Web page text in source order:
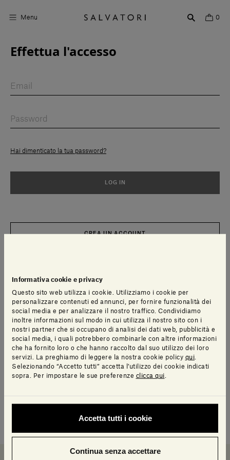
Informativa cookie e privacy
Questo sito web utilizza i cookie. Utilizziamo i cookie per
personalizzare contenuti ed annunci, per fornire funzionalità dei
social media e per analizzare il nostro traffico. Condividiamo
inoltre informazioni sul modo in cui utilizza il nostro sito con i
nostri partner che si occupano di analisi dei dati web, pubblicità e
social media, i quali potrebbero combinarle con altre informazioni
che ha fornito loro o che hanno raccolto dal suo utilizzo dei loro
servizi. La preghiamo di leggere la nostra cookie policy qui
Selezionando “Accetto tutti” accetta l’utilizzo dei cookie indicati
sopra. Per impostare le sue preferenze clicca qui
Accetta tutti i cookie
Continua senza accettare
Menu 0
Arredo bagno
Ambienti
Shop the Look
Storie di Design
Chi siamo
Accedi
Italiano
Contattaci
Effettua l'accesso
Hai dimenticato la tua password?
LOG IN
CREA UN ACCOUNT
Via Aurelia 395/E, 55047, Querceta LU Italy
Tel. +39 0584 769200 - P.IVA 01748630462
© 2026 Salvatori
Customer Care
I miei ordini
Prezzi e Valute
Metodi di pagamento
Spedizioni
Lavora con noi
Legal Area
Termini e condizioni d'uso
Termini e condizioni di vendita
Informativa Privacy fornitori
Cookies